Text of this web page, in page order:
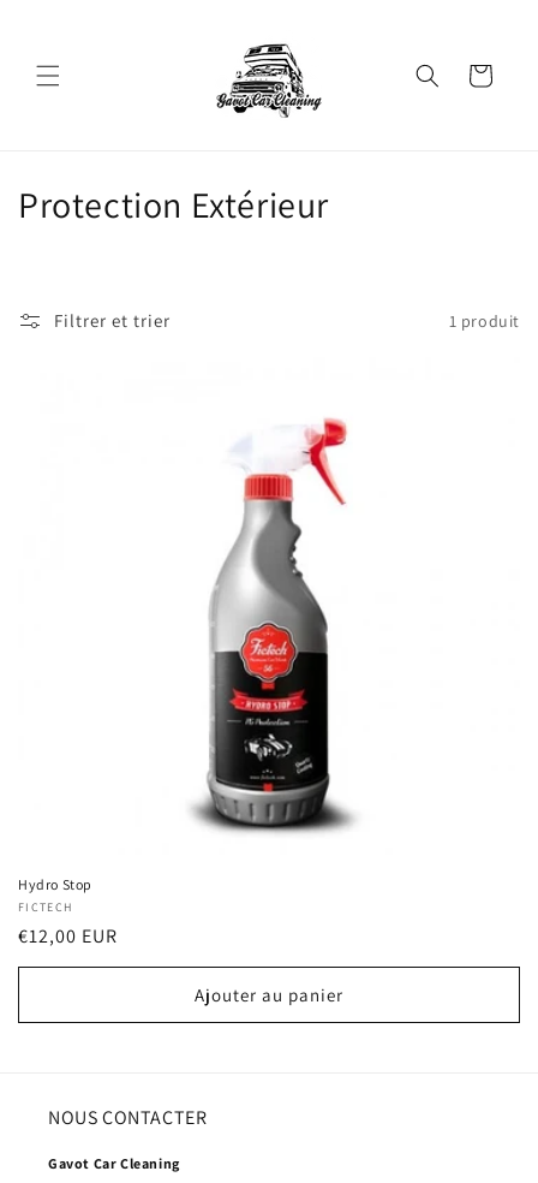
contenu
Panier
C
Protection Extérieur
Filtrer et trier 1 produit
Hydro Stop
Fournisseur :
FICTECH
Prix
habituel
€12,00 EUR
Ajouter au panier
NOUS CONTACTER
Gavot Car Cleaning